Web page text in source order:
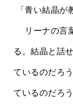
「青い結晶が
る。結晶と話
ているのだろ
ているのだろ